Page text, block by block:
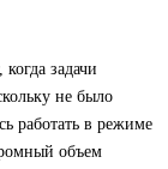
задачи
не было
работать в режиме
объем